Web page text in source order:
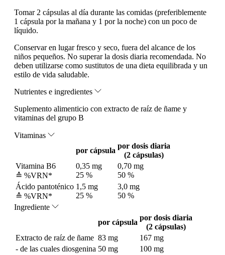
Tomar 2 cápsulas al día durante las comidas (preferiblemente
1 cápsula por la mañana y 1 por la noche) con un poco de
líquido.
Conservar en lugar fresco y seco, fuera del alcance de los
niños pequeños. No superar la dosis diaria recomendada. No
deben utilizarse como sustitutos de una dieta equilibrada y un
estilo de vida saludable.
Nutrientes e ingredientes
Suplemento alimenticio con extracto de raíz de ñame y
vitaminas del grupo B
Vitaminas
por cápsula
por dosis diaria
(2 cápsulas)
Vitamina B6
≙ %VRN*
0,35 mg
25 %
0,70 mg
50 %
Ácido pantoténico
≙ %VRN*
1,5 mg
25 %
3,0 mg
50 %
Ingrediente
por cápsula
por dosis diaria
(2 cápsulas)
Extracto de raíz de ñame 83 mg
167 mg
- de las cuales diosgenina 50 mg 100 mg